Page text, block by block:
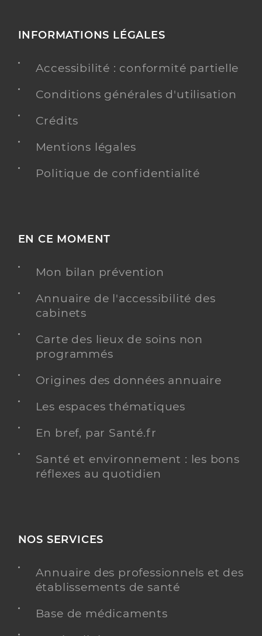
INFORMATIONS LÉGALES
Accessibilité : conformité partielle
Conditions générales d'utilisation
Crédits
Mentions légales
Politique de confidentialité
EN CE MOMENT
Mon bilan prévention
Annuaire de l'accessibilité des
cabinets
Carte des lieux de soins non
programmés
Origines des données annuaire
Les espaces thématiques
En bref, par Santé.fr
Santé et environnement : les bons
réflexes au quotidien
NOS SERVICES
Annuaire des professionnels et des
établissements de santé
Base de médicaments